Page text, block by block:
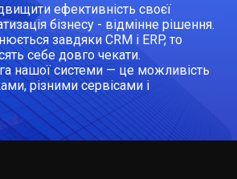
ефективність своєї
бізнесу - відмінне рішення.
завдяки CRM і ERP, то
себе довго чекати.
нашої системи — це можливість
різними сервісами і